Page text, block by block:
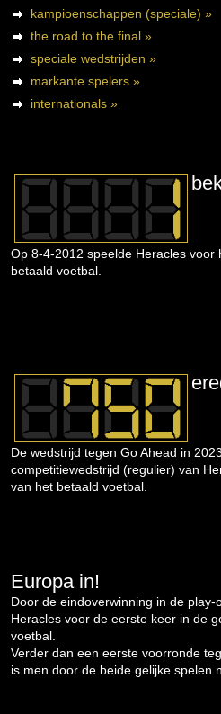
kampioenschappen (speciale) »
the road to the final »
speciale wedstrijden »
markante spelers »
internationals »
Op 8-4-2012 speelde Heracles
betaald voetbal.
De wedstrijd tegen Go Ahead in
competitiewedstrijd (regulier) van
van het betaald voetbal.
Europa in!
Door de eindoverwinning in de
Heracles voor de eerste keer in de
voetbal.
Verder dan een eerste voorronde
is men door de beide gelijke spelen